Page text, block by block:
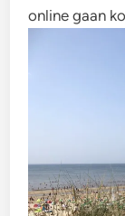
online gaan